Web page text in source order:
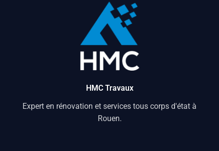
HMC Travaux
Expert en rénovation et services tous corps d'état à
Rouen.